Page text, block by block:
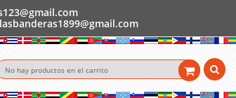
No hay productos en el carrito